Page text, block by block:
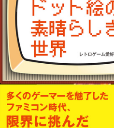
事業紹介 TOP
出版事業
ライトアニメ事業
メディア事業
イベント事業／
配信事業
アパレル事業
COMPANY
会社情報 TOP
企業理念
会社概要
アクセス
沿革
RECRUIT
採用情報 TOP
新卒採用
中途・
アルバイト採用
よくあるご質問
ONLINE